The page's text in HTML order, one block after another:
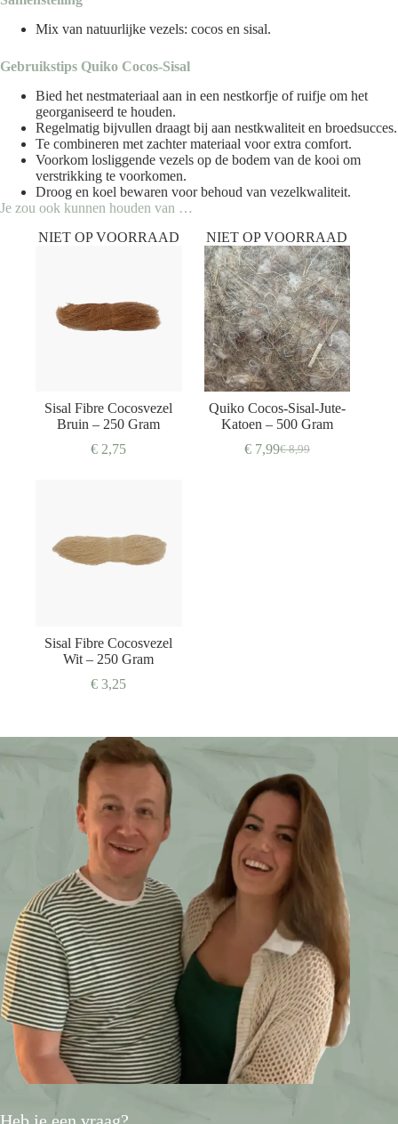
Mix van natuurlijke vezels: cocos en sisal.
Gebruikstips Quiko Cocos-Sisal
Bied het nestmateriaal aan in een nestkorfje of ruifje om het
georganiseerd te houden.
Regelmatig bijvullen draagt bij aan nestkwaliteit en broedsucces.
Te combineren met zachter materiaal voor extra comfort.
Voorkom losliggende vezels op de bodem van de kooi om
verstrikking te voorkomen.
Droog en koel bewaren voor behoud van vezelkwaliteit.
Je zou ook kunnen houden van …
NIET OP VOORRAAD
Sisal Fibre Cocosvezel
Bruin – 250 Gram
€ 2,75
NIET OP VOORRAAD
Quiko Cocos-Sisal-Jute-
Katoen – 500 Gram
€8,99
Oorspronkelijke
€7,99Huidige
Sisal Fibre Cocosvezel
Wit – 250 Gram
€ 3,25